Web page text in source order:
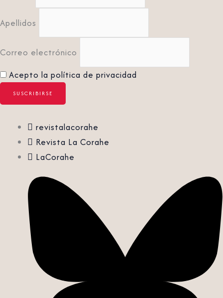
Apellidos
Correo electrónico
Acepto la política de privacidad
revistalacorahe
Revista La Corahe
LaCorahe